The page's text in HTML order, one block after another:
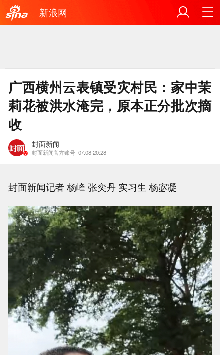
新浪网
广西横州云表镇受灾村民：家中茉
莉花被洪水淹完，原本正分批次摘
收
封面新闻
封面新闻官方账号 07.08 20:28
封面新闻记者 杨峰 张奕丹 实习生 杨宓凝